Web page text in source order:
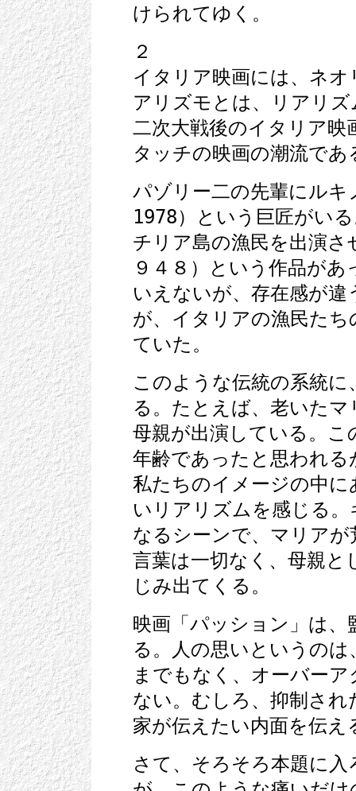
けられてゆく。
２
イタリア映画には、ネ
アリズモとは、リアリ
二次大戦後のイタリア
タッチの映画の潮流であ
パゾリー二の先輩にル
1978）という巨匠がい
チリア島の漁民を出演
９４８）という作品が
いえないが、存在感が
が、イタリアの漁民た
ていた。
このような伝統の系統
る。たとえば、老いた
母親が出演している。こ
年齢であったと思われ
私たちのイメージの中
いリアリズムを感じる
なるシーンで、マリア
言葉は一切なく、母親
じみ出てくる。
映画「パッション」は
る。人の思いというの
までもなく、オーバー
ない。むしろ、抑制さ
家が伝えたい内面を伝え
さて、そろそろ本題に